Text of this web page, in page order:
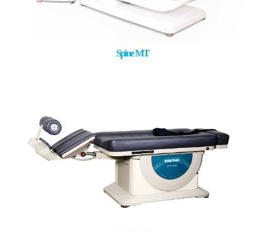
Spine MT